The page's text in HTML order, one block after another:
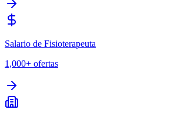
Salario de Fisioterapeuta
1,000+ ofertas